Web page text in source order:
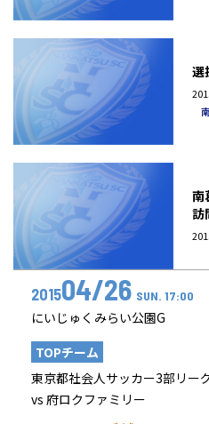
選
南
訪
201504/26 SUN. 17:00
にいじゅくみらい公園G
TOPチーム
東京都社会人サッカー3部リー
vs 府ロクファミリー